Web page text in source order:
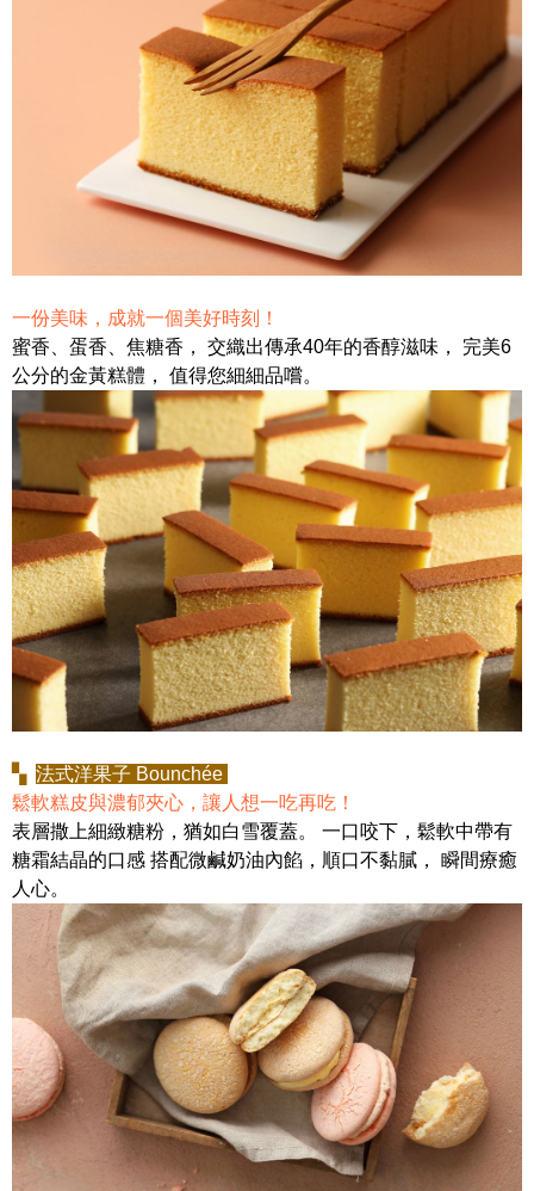
一份美味，成就一個美好時刻！
蜜香、蛋香、焦糖香， 交織出傳承40年的香醇滋味， 完美6
公分的金黃糕體， 值得您細細品嚐。
▚ 法式洋果子 Bounchée
鬆軟糕皮與濃郁夾心，讓人想一吃再吃！
表層撒上細緻糖粉，猶如白雪覆蓋。 一口咬下，鬆軟中帶有
糖霜結晶的口感 搭配微鹹奶油內餡，順口不黏膩， 瞬間療癒
人心。